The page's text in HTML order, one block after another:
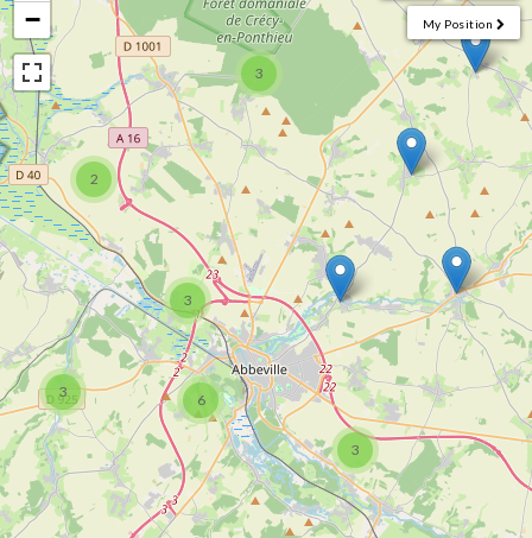
My Position
3
3
3
6
2
3
−